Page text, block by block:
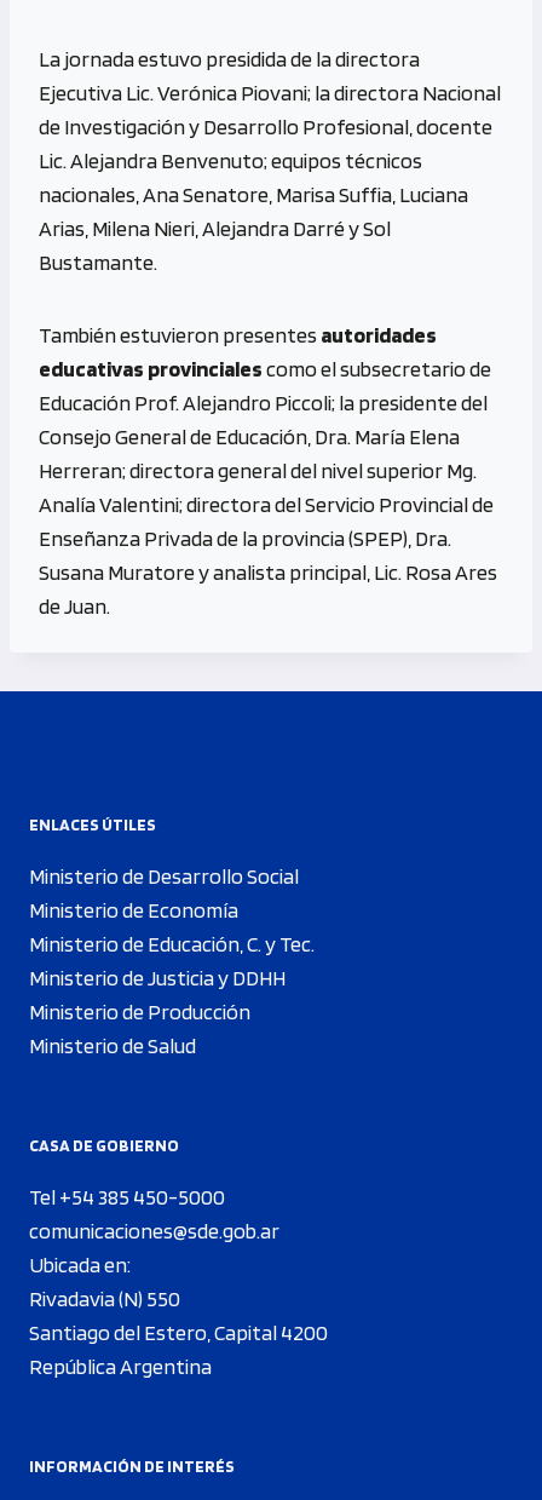
La jornada estuvo presidida de la directora
Ejecutiva Lic. Verónica Piovani; la directora Nacional
de Investigación y Desarrollo Profesional, docente
Lic. Alejandra Benvenuto; equipos técnicos
nacionales, Ana Senatore, Marisa Suffia, Luciana
Arias, Milena Nieri, Alejandra Darré y Sol
Bustamante.
También estuvieron presentes autoridades
educativas provincialescomo el subsecretario de
Educación Prof. Alejandro Piccoli; la presidente del
Consejo General de Educación, Dra. María Elena
Herreran; directora general del nivel superior Mg.
Analía Valentini; directora del Servicio Provincial de
Enseñanza Privada de la provincia (SPEP), Dra.
Susana Muratore y analista principal, Lic. Rosa Ares
de Juan.
ENLACES ÚTILES
Ministerio de Desarrollo Social
Ministerio de Economía
Ministerio de Educación, C. y Tec.
Ministerio de Justicia y DDHH
Ministerio de Producción
Ministerio de Salud
CASA DE GOBIERNO
Tel +54 385 450-5000
comunicaciones@sde.gob.ar
Ubicada en:
Rivadavia (N) 550
Santiago del Estero, Capital 4200
República Argentina
INFORMACIÓN DE INTERÉS